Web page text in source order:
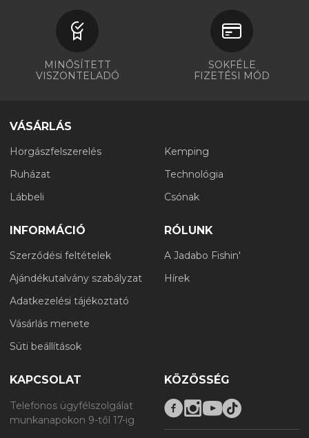
MINŐSÍTETT
VISZONTELADÓ
SOKFÉLE
FIZETÉSI MÓD
VÁSÁRLÁS
Horgászfelszerelés
Ruházat
Lábbeli
Kemping
Technológia
Csónak
INFORMÁCIÓ
Szerződési feltételek
Ajándékutalvány szabályzat
Adatkezelési tájékoztató
Vásárlás menete
Süti beállítások
RÓLUNK
A Jadabo Fishin'
Hírek
KAPCSOLAT
Telefonos ügyfélszolgálat
munkanapokon 9-től 17-ig
KÖZÖSSÉG